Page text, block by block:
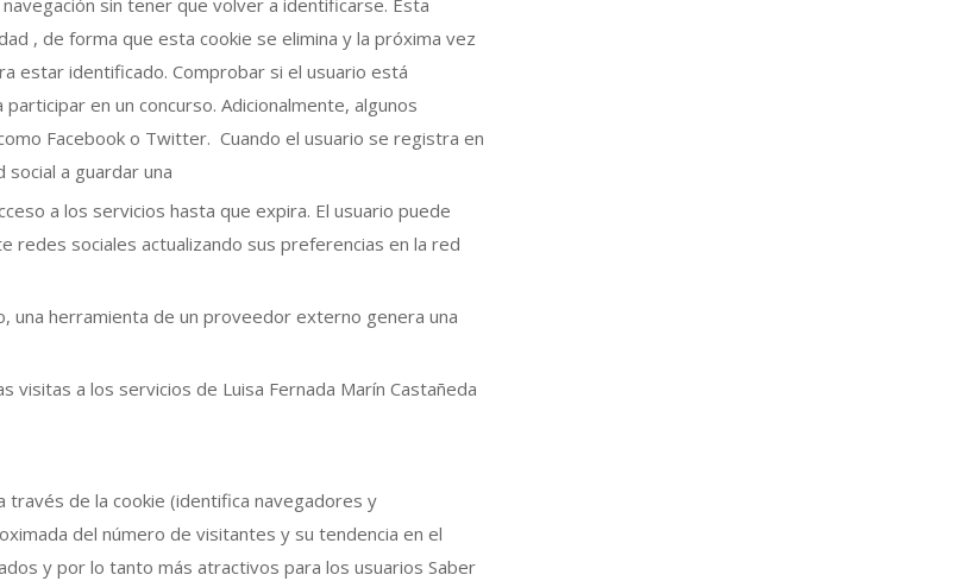
sin tener que volver a identificarse. Esta
, de forma que esta cookie se elimina y la próxima vez
estar identificado. Comprobar si el usuario está
en un concurso. Adicionalmente, algunos
Facebook o Twitter. Cuando el usuario se registra en
social a guardar una
a los servicios hasta que expira. El usuario puede
redes sociales actualizando sus preferencias en la red
una herramienta de un proveedor externo genera una
visitas a los servicios de Luisa Fernada Marín Castañeda
través de la cookie (identifica navegadores y
del número de visitantes y su tendencia en el
y por lo tanto más atractivos para los usuarios Saber